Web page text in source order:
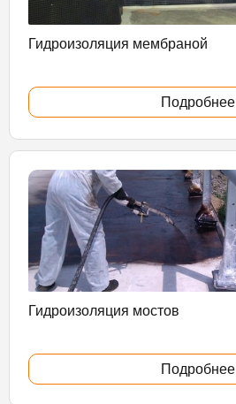
Гидроизоляция мембраной
Подробнее
Гидроизоляция мостов
Подробнее